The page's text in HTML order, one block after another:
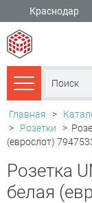
Краснодар
Каталог товаров
Главная >
>
Розетки >
(еврослот)
Розетка
белая